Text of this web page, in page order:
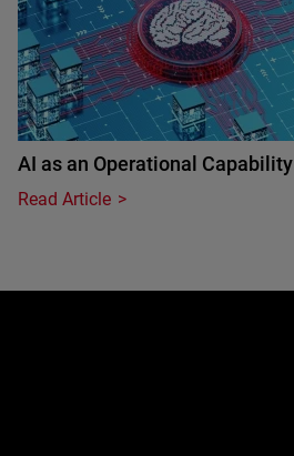
AI as an Operational Capability
Read Article